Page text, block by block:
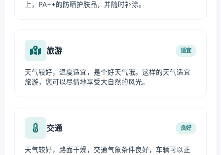
上，PA++的防晒护肤品，并随时补涂。
旅游 适宜
天气较好，温度适宜，是个好天气哦。这样的天气适宜
旅游，您可以尽情地享受大自然的风光。
交通 良好
天气较好，路面干燥，交通气象条件良好，车辆可以正